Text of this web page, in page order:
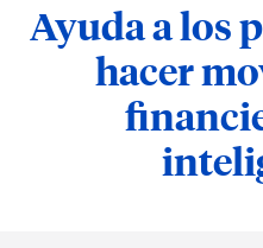
Ayuda a los
hacer